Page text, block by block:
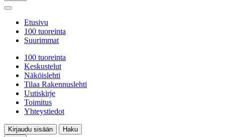
Etusivu
100 tuoreinta
Suurimmat
100 tuoreinta
Keskustelut
Näköislehti
Tilaa Rakennuslehti
Uutiskirje
Toimitus
Yhteystiedot
Kirjaudu sisään
Haku